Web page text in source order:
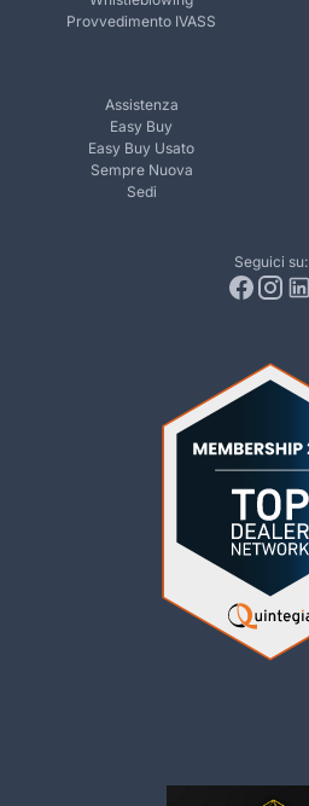
Provvedimento IVASS
Assistenza
Easy Buy
Easy Buy Usato
Sempre Nuova
Sedi
Seguici su: